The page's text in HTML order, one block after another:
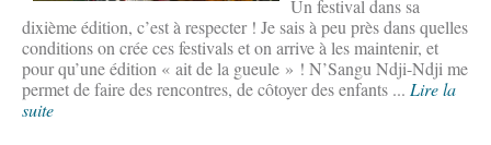
Un festival dans sa
dixième édition, c’est à respecter ! Je sais à peu près dans quelles
conditions on crée ces festivals et on arrive à les maintenir, et
pour qu’une édition « ait de la gueule » ! N’Sangu Ndji-Ndji me
permet de faire des rencontres, de côtoyer des enfants ... Lire la
suite